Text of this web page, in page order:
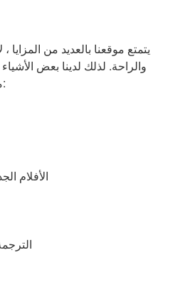
يتمتع موقعنا بالعديد من المزايا ،
والراحة. لذلك لدينا بعض
موقعنا بما في ذلك ما يلي:
الأفلام